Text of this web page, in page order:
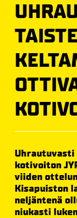
kotivoiton
viiden
Kisapuiston
neljäntenä
niukasti